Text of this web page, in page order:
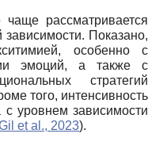
рассматривается
зависимости. Показано,
особенно с
эмоций, а также с
стратегий
того, интенсивность
с уровнем зависимости
et al., 2023).